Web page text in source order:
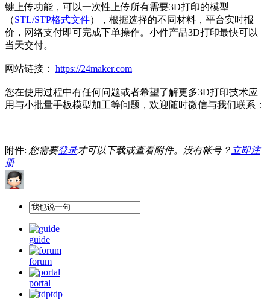
键上传功能，可以一次性上传所有需要3D打印的模型
（STL/STP格式文件），根据选择的不同材料，平台实时报
价，网络支付即可完成下单操作。小件产品3D打印最快可以
当天交付。
网站链接： https://24maker.com
您在使用过程中有任何问题或者希望了解更多3D打印技术应
用与小批量手板模型加工等问题，欢迎随时微信与我们联系：
附件: 您需要登录才可以下载或查看附件。没有帐号？ 立即注
册
guide
forum
portal
tdp